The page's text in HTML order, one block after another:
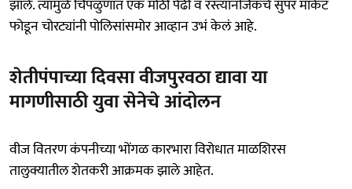
झाले. त्यामुळे चिपळुणात एक मोठी पेढी व रस्त्यानजिकचे सुपर मार्केट
फोडून चोरट्यांनी पोलिसांसमोर आव्हान उभं केलं आहे.
शेतीपंपाच्या दिवसा वीजपुरवठा द्यावा या
मागणीसाठी युवा सेनेचे आंदोलन
वीज वितरण कंपनीच्या भोंगळ कारभारा विरोधात माळशिरस
तालुक्यातील शेतकरी आक्रमक झाले आहेत.